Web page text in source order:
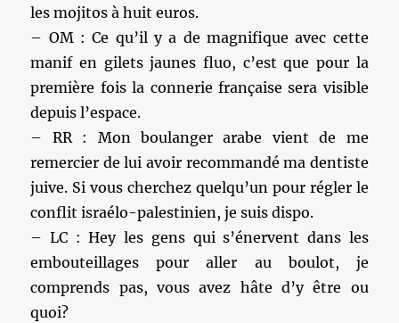
les mojitos à huit euros.
– OM : Ce qu’il y a de magnifique avec cette
manif en gilets jaunes fluo, c’est que pour la
première fois la connerie française sera visible
depuis l’espace.
– RR : Mon boulanger arabe vient de me
remercier de lui avoir recommandé ma dentiste
juive. Si vous cherchez quelqu’un pour régler le
conflit israélo-palestinien, je suis dispo.
– LC : Hey les gens qui s’énervent dans les
embouteillages pour aller au boulot, je
comprends pas, vous avez hâte d’y être ou
quoi?